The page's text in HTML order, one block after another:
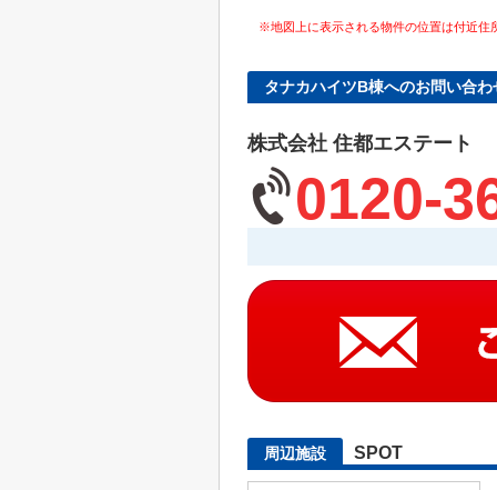
※地図上に表示される物件の位置は付近住
タナカハイツB棟へのお問い合わ
株式会社 住都エステート
0120-
周辺施設 SPOT